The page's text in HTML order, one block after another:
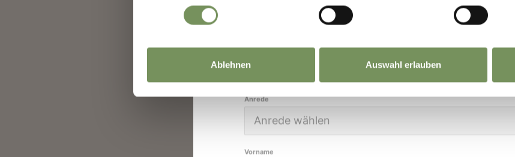
Ablehnen Auswahl erlauben
Deine Daten sind bei uns sicher. Jederzeit abmeldbar.
Anrede
Vorname